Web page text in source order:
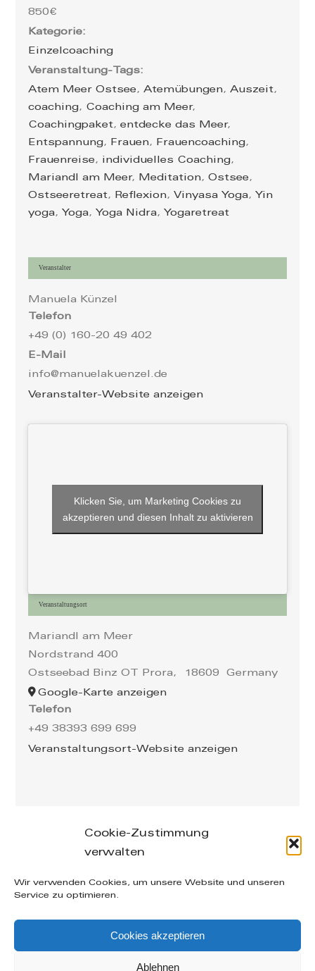
Cookie-Zustimmung
verwalten
Wir verwenden Cookies, um unsere Website und unseren
Service zu optimieren.
Cookies akzeptieren
Ablehnen
850€
Kategorie:
Einzelcoaching
Veranstaltung-Tags:
Atem Meer Ostsee,Atemübungen,Auszeit,
coaching, Coaching am Meer,
Coachingpaket,entdecke das Meer,
Entspannung, Frauen, Frauencoaching,
Frauenreise, individuelles Coaching,
Mariandl am Meer, Meditation,Ostsee,
Ostseeretreat, Reflexion, Vinyasa Yoga, Yin
yoga, Yoga, Yoga Nidra, Yogaretreat
Veranstalter
Manuela Künzel
Telefon
+49 (0) 160-20 49 402
E-Mail
info@manuelakuenzel.de
Veranstalter-Website anzeigen
Veranstaltungsort
Mariandl am Meer
Nordstrand 400
Ostseebad Binz OT Prora, 18609
Germany
Google-Karte anzeigen
Telefon
+49 38393 699 699
Veranstaltungsort-Website anzeigen
Klicken Sie, um Marketing Cookies zu
akzeptieren und diesen Inhalt zu aktivieren
(0) 160-20 49 402 – mail: info@manuelakuenzel.de
Datenschutzerklärung|Impressum